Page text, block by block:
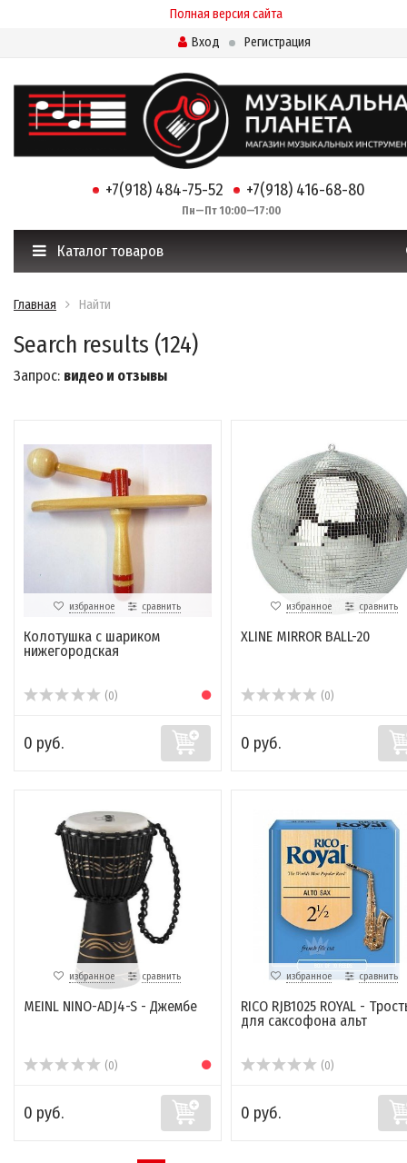
Полная версия сайта
Вход
Регистрация
+7(918) 484-75-52 +7(918) 416-68-80
Пн—Пт 10:00—17:00
Каталог товаров
Главная Найти
Search results (124)
Запрос: видео и отзывы
избранное сравнить
Колотушка с шариком
нижегородская
(0)
0 руб.
избранное сравнить
XLINE MIRROR BALL-20
(0)
0 руб.
избранное сравнить
MEINL NINO-ADJ4-S - Джембе
(0)
0 руб.
избранное сравнить
RICO RJB1025 ROYAL -
для саксофона альт
(0)
0 руб.